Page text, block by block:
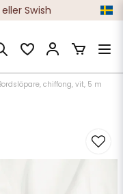
Swish
chiffong, vit, 5 m